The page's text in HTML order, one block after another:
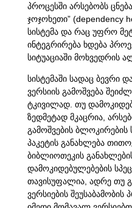
პროცესში არსებობს
ჯოჯოხეთი” (dependency
სისტემა და რაც უფრო
ინტეგრირება ხდება
სიტუაციაში მოხვედრის
სისტემაში სადაც ბევრი
ვერსიის გამოშვება
ტკივილად. თუ
ზედმეტად მკაცრია,
გამოშვების
პაკეტის განახლება
ბიბლიოთეკის
დამოკიდებულებების
თავისუფალია, ადრე თუ
ვერსიების